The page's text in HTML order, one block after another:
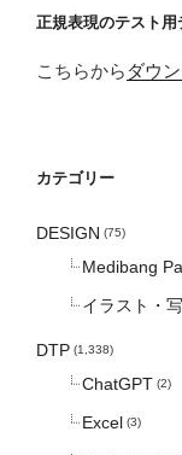
正規表現のテスト用
こちらから ダウ
カテゴリー
DESIGN (75)
Medibang
イラスト・
DTP (1,338)
ChatGPT (2)
Excel (3)